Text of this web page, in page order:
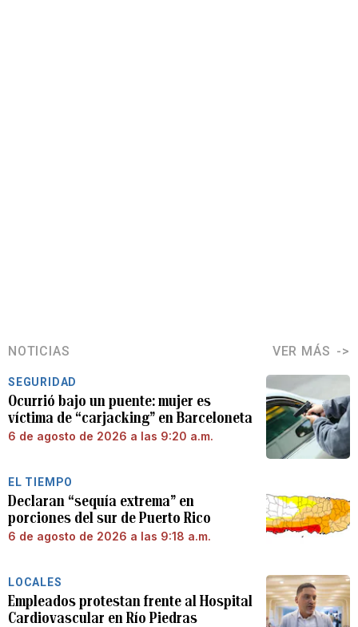
NOTICIAS VER MÁS
SEGURIDAD
Ocurrió bajo un puente: mujer es
víctima de “carjacking” en Barceloneta
6 de agosto de 2026 a las 9:20 a.m.
EL TIEMPO
Declaran “sequía extrema” en
porciones del sur de Puerto Rico
6 de agosto de 2026 a las 9:18 a.m.
LOCALES
Empleados protestan frente al Hospital
Cardiovascular en Río Piedras